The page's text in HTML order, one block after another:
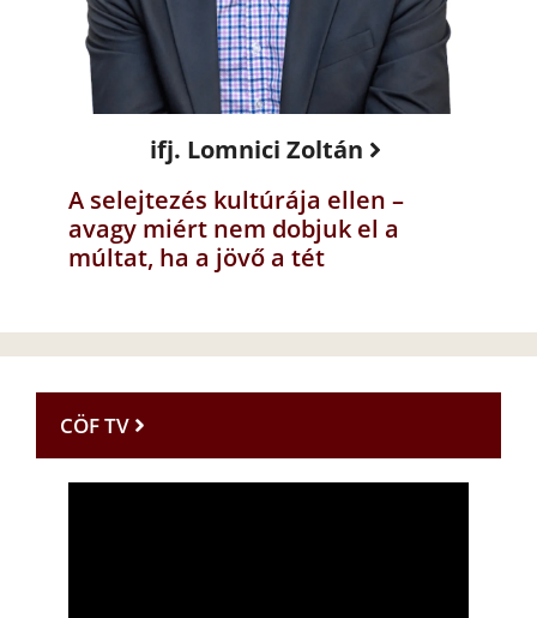
ifj. Lomnici Zoltán
A selejtezés kultúrája ellen –
avagy miért nem dobjuk el a
múltat, ha a jövő a tét
CÖF TV